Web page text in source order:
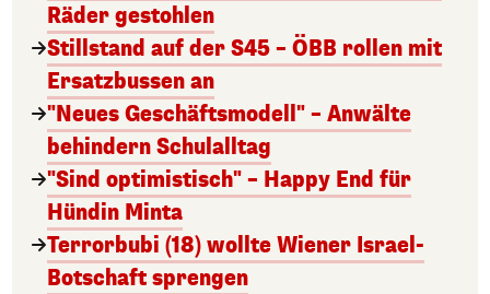
Räder gestohlen
Stillstand auf der S45 – ÖBB rollen mit
Ersatzbussen an
"Neues Geschäftsmodell" – Anwälte
behindern Schulalltag
"Sind optimistisch" – Happy End für
Hündin Minta
Terrorbubi (18) wollte Wiener Israel-
Botschaft sprengen